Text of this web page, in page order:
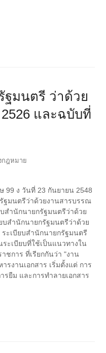
ฐมนตรี ว่าด้วย
และฉบับที่
กฎหมาย
99 ง วันที่ 23 กันยายน 2548
ฐมนตรีว่าด้วยงานสารบรรณ
สำนักนายกรัฐมนตรีว่าด้วย
บสำนักนายกรัฐมนตรีว่าด้วย
ะเบียบสำนักนายกรัฐมนตรี
ะเบียบที่ใช้เป็นแนวทางใน
ชการ ที่เรียกกันว่า "งาน
รงานเอกสาร เริ่มตั้งแต่ การ
รยืม และการทําลายเอกสาร